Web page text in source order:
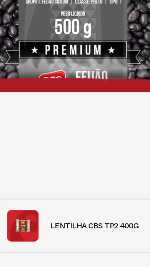
LENTILHA CBS TP2 400G